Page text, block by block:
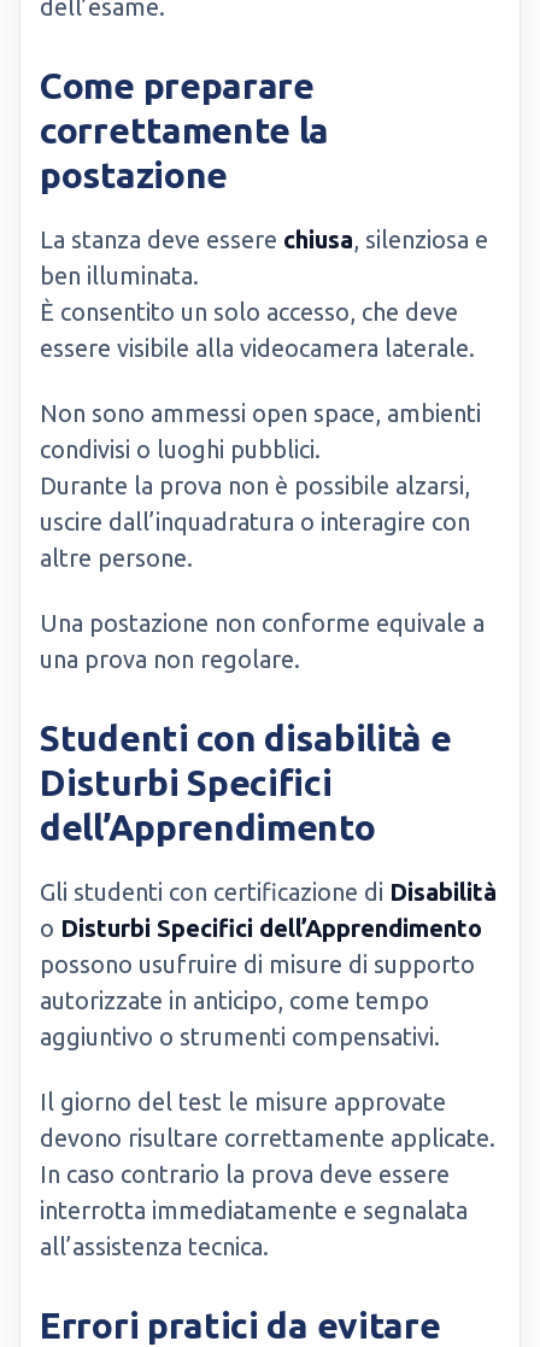
dell’esame.
Come preparare
correttamente la
postazione
La stanza deve essere chiusa, silenziosa e
ben illuminata.
È consentito un solo accesso, che deve
essere visibile alla videocamera laterale.
Non sono ammessi open space, ambienti
condivisi o luoghi pubblici.
Durante la prova non è possibile alzarsi,
uscire dall’inquadratura o interagire con
altre persone.
Una postazione non conforme equivale a
una prova non regolare.
Studenti con disabilità e
Disturbi Specifici
dell’Apprendimento
Gli studenti con certificazione di Disabilità
o Disturbi Specifici dell’Apprendimento
possono usufruire di misure di supporto
autorizzate in anticipo, come tempo
aggiuntivo o strumenti compensativi.
Il giorno del test le misure approvate
devono risultare correttamente applicate.
In caso contrario la prova deve essere
interrotta immediatamente e segnalata
all’assistenza tecnica.
Errori pratici da evitare